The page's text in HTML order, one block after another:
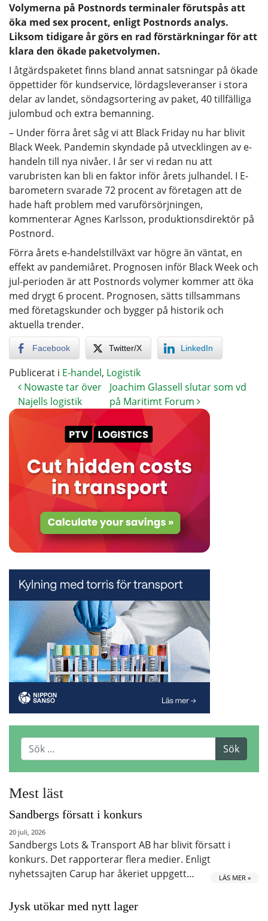
Volymerna på Postnords terminaler förutspås att
öka med sex procent, enligt Postnords analys.
Liksom tidigare år görs en rad förstärkningar för att
klara den ökade paketvolymen.
I åtgärdspaketet finns bland annat satsningar på ökade
öppettider för kundservice, lördagsleveranser i stora
delar av landet, söndagsortering av paket, 40 tillfälliga
julombud och extra bemanning.
– Under förra året såg vi att Black Friday nu har blivit
Black Week. Pandemin skyndade på utvecklingen av e-
handeln till nya nivåer. I år ser vi redan nu att
varubristen kan bli en faktor inför årets julhandel. I E-
barometern svarade 72 procent av företagen att de
hade haft problem med varuförsörjningen,
kommenterar Agnes Karlsson, produktionsdirektör på
Postnord.
Förra årets e-handelstillväxt var högre än väntat, en
effekt av pandemiåret. Prognosen inför Black Week och
jul-perioden är att Postnords volymer kommer att öka
med drygt 6 procent. Prognosen, sätts tillsammans
med företagskunder och bygger på historik och
aktuella trender.
Facebook Twitter/X LinkedIn
Publicerat i E-handel, Logistik
Nowaste tar över
Najells logistik
Joachim Glassell slutar som vd
på Maritimt Forum
Mest läst
Sandbergs försatt i konkurs
20 juli, 2026
Sandbergs Lots & Transport AB har blivit försatt i
konkurs. Det rapporterar flera medier. Enligt
nyhetssajten Carup har åkeriet uppgett…
LÄS MER »
Jysk utökar med nytt lager